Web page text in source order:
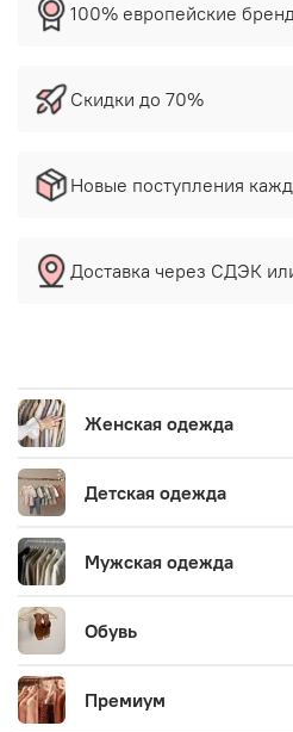
100% европейские
Скидки до 70%
Новые поступления
Доставка через СДЭК
Женская одежда
Детская одежда
Мужская одежда
Обувь
Премиум